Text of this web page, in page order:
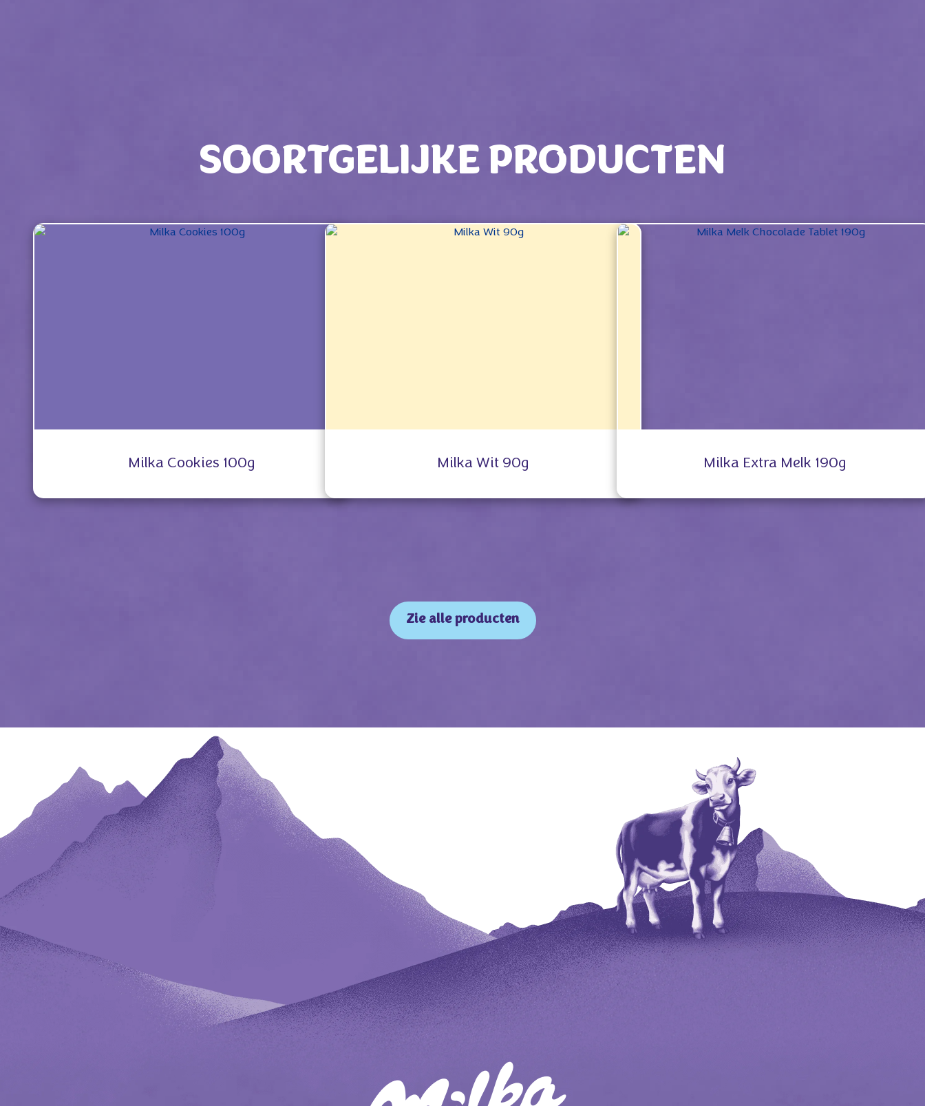
SOORTGELIJKE PRODUCTEN
Milka Cookies 100g Milka Wit 90g Milka Extra Melk 190g
Zie alle producten